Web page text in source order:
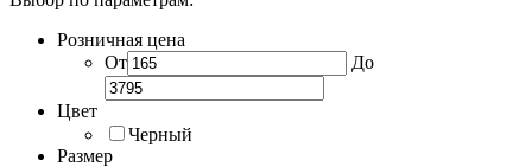
Розничная цена
От
До
Цвет
Черный
Размер